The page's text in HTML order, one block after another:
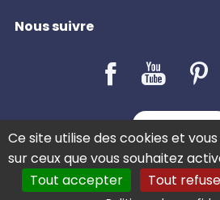
Nous suivre
LE BLOG
Ce site utilise des cookies et
sur ceux que vous souhaitez
Tout accepter
Tout